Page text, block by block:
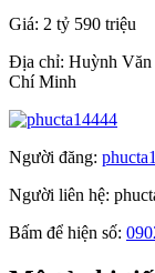
Giá: 2 tỷ 590 triệu
Địa chỉ: Huỳnh Văn
Chí Minh
Người đăng:
Người liên hệ:
Bấm để hiện số: